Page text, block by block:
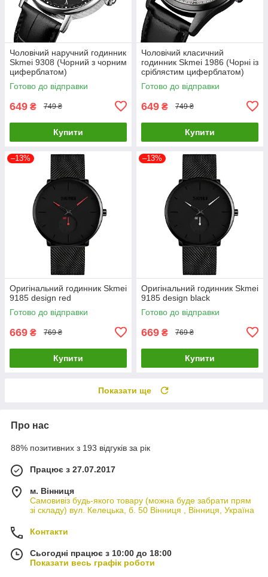
Чоловічий наручний годинник
Skmei 9308 (Чорний з чорним
циферблатом)
Готово до відправки
649 ₴ 749 ₴
Купити
Чоловічий класичний
годинник Skmei 1986 (Чорні із
сріблястим циферблатом)
Готово до відправки
649 ₴ 749 ₴
Купити
–13%
Оригінальний годинник Skmei
9185 design red
Готово до відправки
669 ₴ 769 ₴
Купити
–13%
Оригінальний годинник Skmei
9185 design black
Готово до відправки
669 ₴ 769 ₴
Купити
Показати ще
Про нас
88% позитивних з 193 відгуків за рік
Працює з 27.07.2017
м. Вінниця
Самовивіз будь-якого товару (можна буде забрати прям
зі складу) вул. Келецька, б. 50 Вінниця , Вінниця, Україна
Контакти
Сьогодні працює з 10:00 до 18:00
Показати весь графік роботи